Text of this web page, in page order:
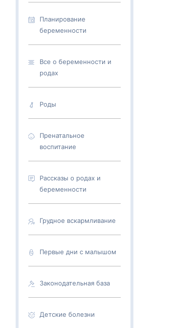
Планирование
беременности
Все о беременности и
родах
Роды
Пренатальное
воспитание
Рассказы о родах и
беременности
Грудное вскармливание
Первые дни с малышом
Законодательная база
Детские болезни